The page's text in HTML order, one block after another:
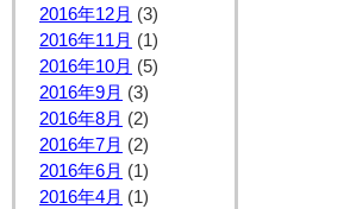
2016年12月 (3)
2016年11月 (1)
2016年10月 (5)
2016年9月 (3)
2016年8月 (2)
2016年7月 (2)
2016年6月 (1)
2016年4月 (1)